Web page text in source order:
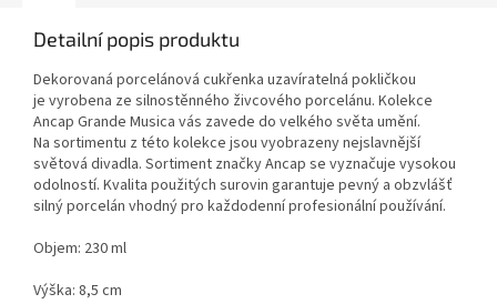
Detailní popis produktu
Dekorovaná porcelánová cukřenka uzavíratelná pokličkou
je vyrobena ze silnostěnného živcového porcelánu. Kolekce
Ancap Grande Musica vás zavede do velkého světa umění.
Na sortimentu z této kolekce jsou vyobrazeny nejslavnější
světová divadla. Sortiment značky Ancap se vyznačuje vysokou
odolností. Kvalita použitých surovin garantuje pevný a obzvlášť
silný porcelán vhodný pro každodenní profesionální používání.
Objem: 230 ml
Výška: 8,5 cm